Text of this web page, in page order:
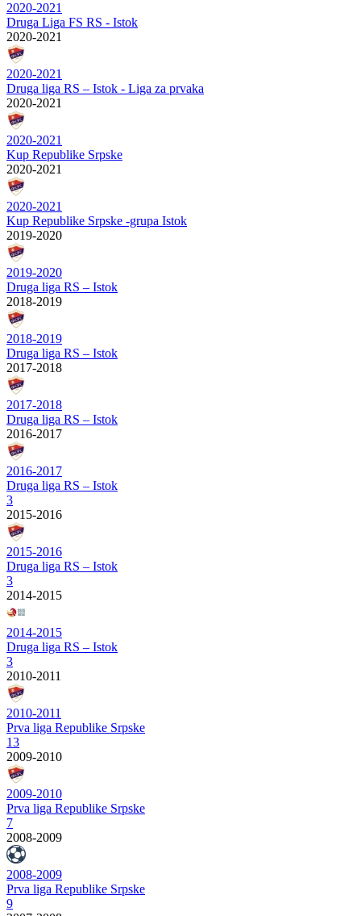
2020-2021
Druga Liga FS RS - Istok
2020-2021
2020-2021
Druga liga RS – Istok - Liga za prvaka
2020-2021
2020-2021
Kup Republike Srpske
2020-2021
2020-2021
Kup Republike Srpske -grupa Istok
2019-2020
2019-2020
Druga liga RS – Istok
2018-2019
2018-2019
Druga liga RS – Istok
2017-2018
2017-2018
Druga liga RS – Istok
2016-2017
2016-2017
Druga liga RS – Istok
3
2015-2016
2015-2016
Druga liga RS – Istok
3
2014-2015
2014-2015
Druga liga RS – Istok
3
2010-2011
2010-2011
Prva liga Republike Srpske
13
2009-2010
2009-2010
Prva liga Republike Srpske
7
2008-2009
2008-2009
Prva liga Republike Srpske
9